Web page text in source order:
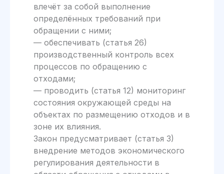
влечёт за собой выполнение
определённых требований при
обращении с ними;
— обеспечивать (статья 26)
производственный контроль всех
процессов по обращению с
отходами;
— проводить (статья 12) мониторинг
состояния окружающей среды на
объектах по размещению отходов и в
зоне их влияния.
Закон предусматривает (статья 3)
внедрение методов экономического
регулирования деятельности в